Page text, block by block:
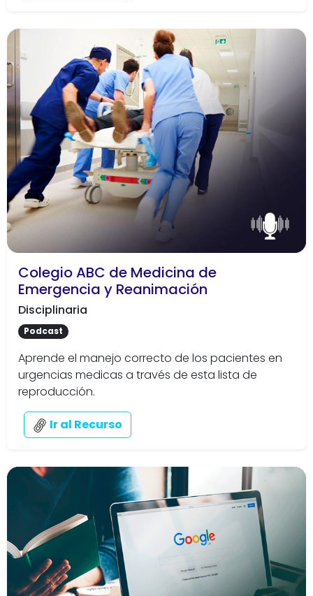
Colegio ABC de Medicina de
Emergencia y Reanimación
Disciplinaria
Podcast
Aprende el manejo correcto de los pacientes en
urgencias medicas a través de esta lista de
reproducción.
Ir al Recurso